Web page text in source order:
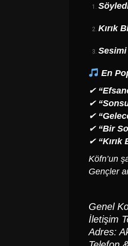
Kırık
En
✔
✔
✔
✔ “Bir
✔ “Kırık
Köfn’un
Gençler
Genel
İletişim
Adres: